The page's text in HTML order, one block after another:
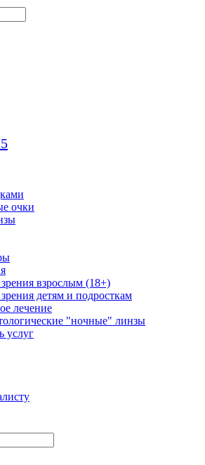
очки
взрослым (18+)
детям и подросткам
лечение
"ночные" линзы
услуг